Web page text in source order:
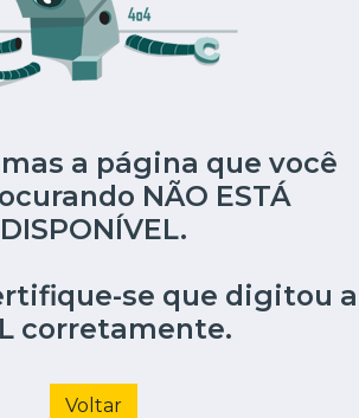
a página que você
NÃO ESTÁ
DISPONÍVEL.
se que digitou a
corretamente.
Voltar